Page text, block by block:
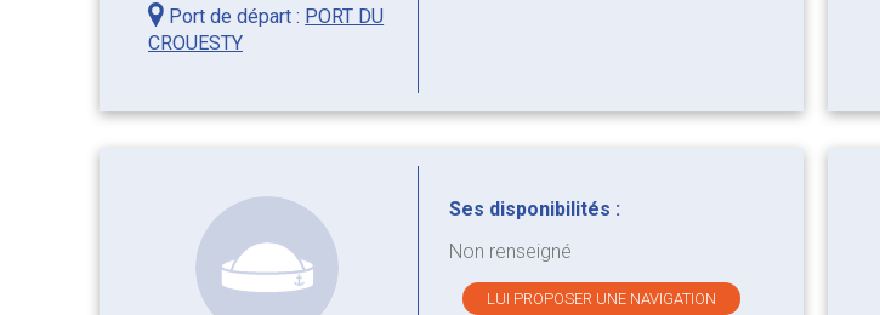
Port de départ : PORT DU
CROUESTY
Ses disponibilités :
Non renseigné
LUI PROPOSER UNE NAVIGATION